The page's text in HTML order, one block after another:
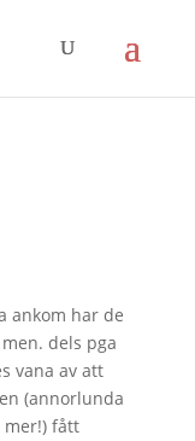
ankom har de
dels pga
vana av att
(annorlunda
mer!) fått